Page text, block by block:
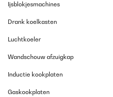
Ijsblokjesmachines
Drank koelkasten
Luchtkoeler
Wandschouw afzuigkap
Inductie kookplaten
Gaskookplaten